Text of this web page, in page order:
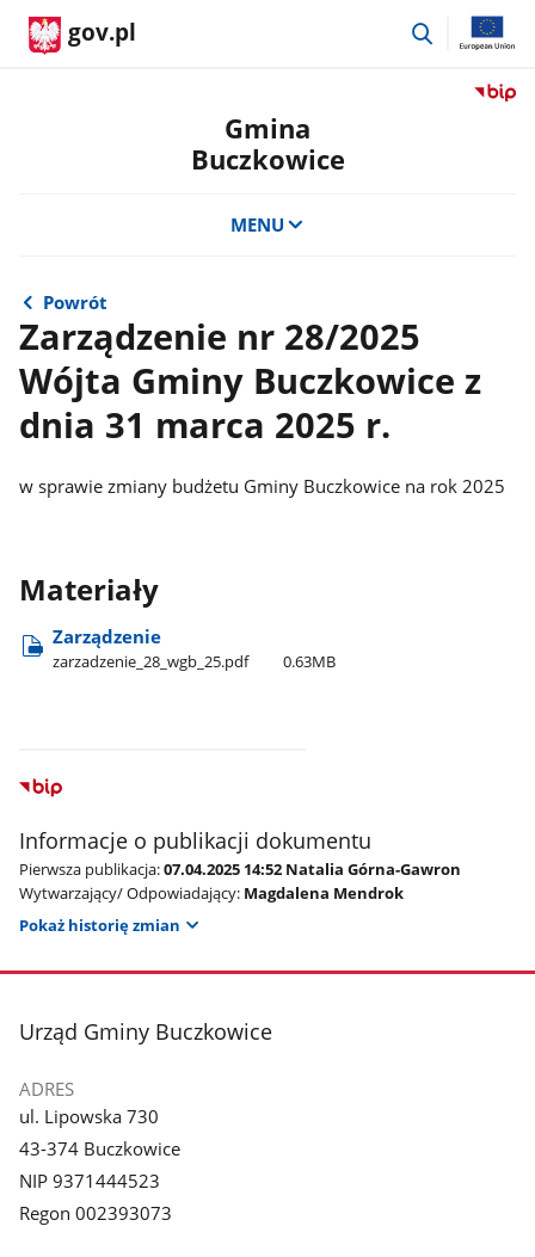
gov.pl
przejdź
Przejdź
Gmina
Buczkowice
MENU
Powrót
Zarządzenie nr 28/2025
Wójta Gminy Buczkowice z
dnia 31 marca 2025 r.
w sprawie zmiany budżetu Gminy Buczkowice na rok 2025
Materiały
Zarządzenie
zarzadzenie​_28​_wgb​_25.pdf 0.63MB
Informacje o publikacji dokumentu
Pierwsza publikacja:07.04.2025 14:52 Natalia Górna-Gawron
Wytwarzający/ Odpowiadający: Magdalena Mendrok
Pokaż historię zmian
stopka
Urząd Gminy Buczkowice
ADRES
ul. Lipowska 730
43-374 Buczkowice
NIP 9371444523
Regon 002393073